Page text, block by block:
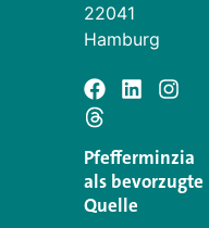
22041
Hamburg
Pfefferminzia
als bevorzugte
Quelle